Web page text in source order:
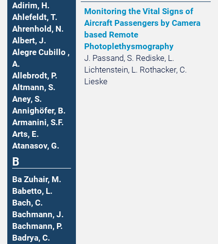
Adirim, H.
Ahlefeldt, T.
Ahrenhold, N.
Albert, J.
Alegre Cubillo ,
A.
Allebrodt, P.
Altmann, S.
Aney, S.
Annighöfer, B.
Armanini, S.F.
Arts, E.
Atanasov, G.
B
Ba Zuhair, M.
Babetto, L.
Bach, C.
Bachmann, J.
Bachmann, P.
Badrya, C.
Monitoring the Vital Signs of
Aircraft Passengers by Camera
based Remote
Photoplethysmography
J. Passand, S. Rediske, L.
Lichtenstein, L. Rothacker, C.
Lieske